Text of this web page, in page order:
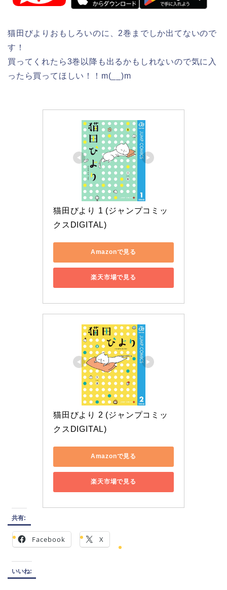
猫田びよりおもしろいのに、2巻までしか出てないので
す！
買ってくれたら3巻以降も出るかもしれないので気に入
ったら買ってほしい！！m(__)m
猫田びより 1 (ジャンプコミッ
クスDIGITAL)
Amazonで見る
楽天市場で見る
猫田びより 2 (ジャンプコミッ
クスDIGITAL)
Amazonで見る
楽天市場で見る
共有:
Facebook X
いいね: